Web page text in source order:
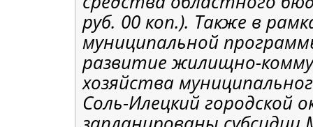
руб. 00 коп.). Также в
муниципальной
развитие жилищно-
хозяйства
Соль-Илецкий городской